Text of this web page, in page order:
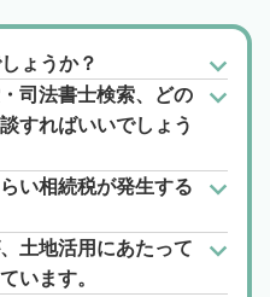
ょうか？
司法書士検索、どの
すればいいでしょう
い相続税が発生する
土地活用にあたって
います。